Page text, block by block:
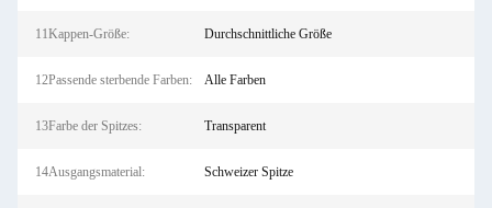
11Kappen-Größe: Durchschnittliche Größe
12Passende sterbende Farben: Alle Farben
13Farbe der Spitzes: Transparent
14Ausgangsmaterial: Schweizer Spitze